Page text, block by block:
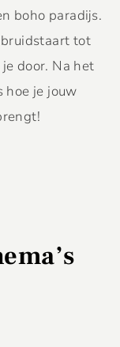
boho paradijs.
tot
door. Na het
hoe je jouw